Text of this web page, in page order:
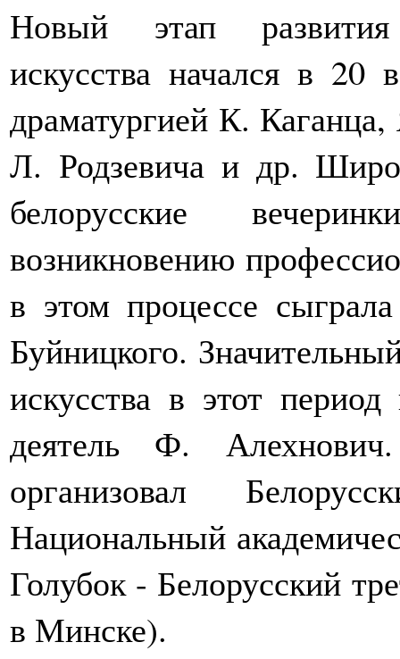
Новый этап развития
искусства начался в 20
драматургией К.
Л. Родзевича и др.
белорусские
возникновению
в этом процессе
Буйницкого.
искусства в этот
деятель Ф.
организовал
Национальный
Голубок - Белорусский
в Минске).